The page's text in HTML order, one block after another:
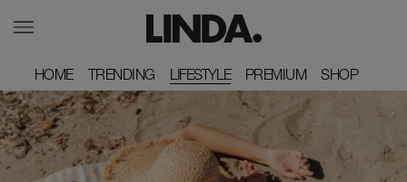
HOME
HOME TRENDING
TRENDING LIFESTYLE PREMIUM
PREMIUM SHOP
SHOP